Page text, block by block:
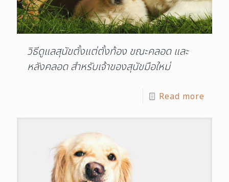
วิธีดูแลสุนัขตั้งแต่ตั้งท้อง ขณะคลอด และ
หลังคลอด สำหรับเจ้าของสุนัขมือใหม่
Read more